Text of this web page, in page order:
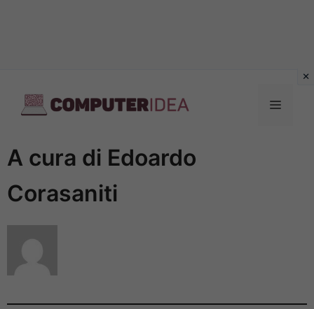
contenuto
Menu
A cura di Edoardo
Corasaniti